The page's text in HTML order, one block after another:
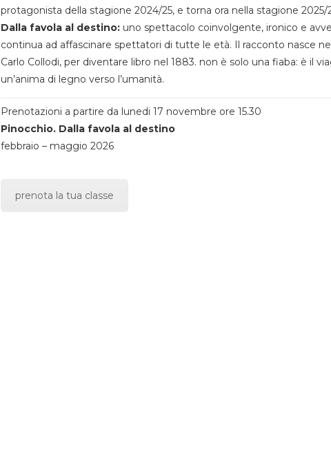
protagonista della stagione 2024/25, e torna ora nella stagione 2025/
Dalla favola al destino:uno spettacolo coinvolgente, ironico e
continua ad affascinare spettatori di tutte le età. Il racconto nasce
Carlo Collodi, per diventare libro nel 1883. non è solo una fiaba: è il
un’anima di legno verso l’umanità.
Prenotazioni a partire da lunedi 17 novembre ore 15.30
Pinocchio. Dalla favola al destino
febbraio – maggio 2026
prenota la tua classe